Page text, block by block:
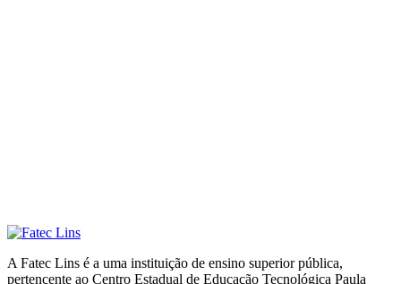
A Fatec Lins é a uma instituição de ensino superior pública,
pertencente ao Centro Estadual de Educação Tecnológica Paula